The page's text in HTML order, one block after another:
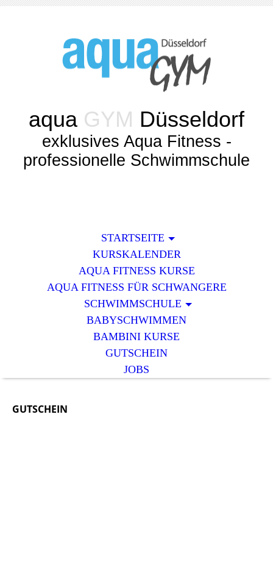
aqua GYM Düsseldorf
exklusives Aqua Fitness -
professionelle Schwimmschule
STARTSEITE
KURSKALENDER
AQUA FITNESS KURSE
AQUA FITNESS FÜR SCHWANGERE
SCHWIMMSCHULE
BABYSCHWIMMEN
BAMBINI KURSE
GUTSCHEIN
JOBS
GUTSCHEIN